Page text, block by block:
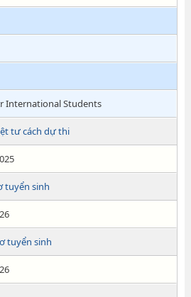
International Students
tư cách dự thi
tuyển sinh
tuyển sinh